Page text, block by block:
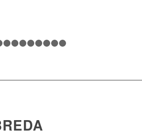
1 2 3 4 5 6 7